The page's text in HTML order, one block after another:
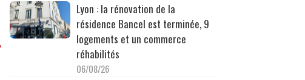
Lyon : la rénovation de la
résidence Bancel est terminée, 9
logements et un commerce
réhabilités
06/08/26